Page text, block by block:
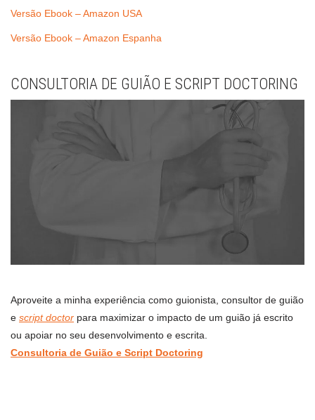
Versão Ebook – Amazon USA
Versão Ebook – Amazon Espanha
CONSULTORIA DE GUIÃO E SCRIPT DOCTORING
Aproveite a minha experiência como guionista, consultor de guião
e script doctor para maximizar o impacto de um guião já escrito
ou apoiar no seu desenvolvimento e escrita.
Consultoria de Guião e Script Doctoring